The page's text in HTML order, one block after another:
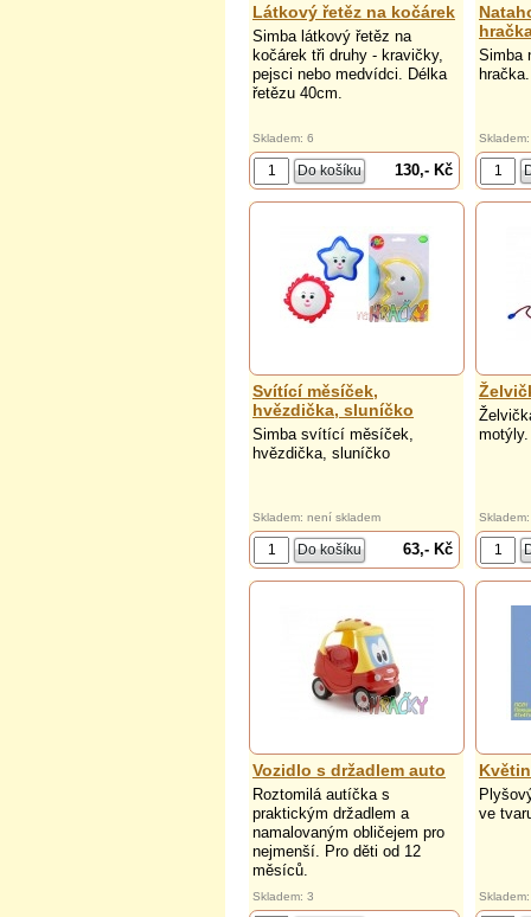
Látkový řetěz na kočárek
Simba látkový řetěz na
kočárek tři druhy - kravičky,
pejsci nebo medvídci. Délka
řetězu 40cm.
Skladem: 6
130,- Kč
Simba
hračka.
Svítící měsíček,
hvězdička, sluníčko
Simba svítící měsíček,
hvězdička, sluníčko
Skladem: není skladem
63,- Kč
motýly.
Vozidlo s držadlem auto
Roztomilá autíčka s
praktickým držadlem a
namalovaným obličejem pro
nejmenší. Pro děti od 12
měsíců.
Skladem: 3
ve